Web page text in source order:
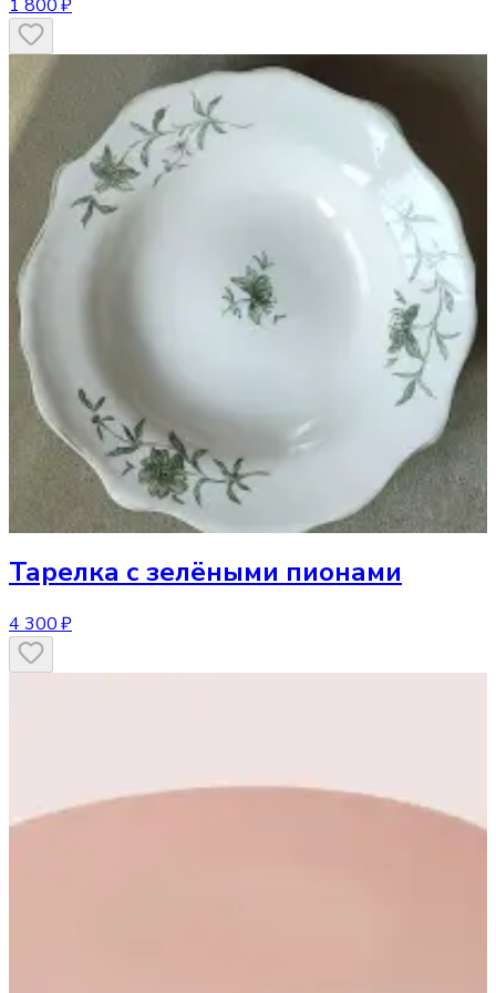
1 800 ₽
Тарелка с зелёными пионами
4 300 ₽